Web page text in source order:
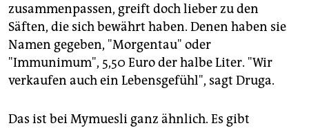
zusammenpassen, greift doch lieber zu den
Säften, die sich bewährt haben. Denen haben sie
Namen gegeben, "Morgentau" oder
"Immunimum", 5,50 Euro der halbe Liter. "Wir
verkaufen auch ein Lebensgefühl", sagt Druga.
Das ist bei Mymuesli ganz ähnlich. Es gibt